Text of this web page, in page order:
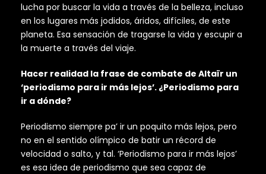
lucha por buscar la vida a través de la belleza, incluso
en los lugares más jodidos, áridos, difíciles, de este
planeta. Esa sensación de tragarse la vida y escupir a
la muerte a través del viaje.
Hacer realidad la frase de combate de Altaïr un
‘periodismo para ir más lejos’. ¿Periodismo para
ir a dónde?
Periodismo siempre pa’ ir un poquito más lejos, pero
no en el sentido olímpico de batir un récord de
velocidad o salto, y tal. ‘Periodismo para ir más lejos’
es esa idea de periodismo que sea capaz de